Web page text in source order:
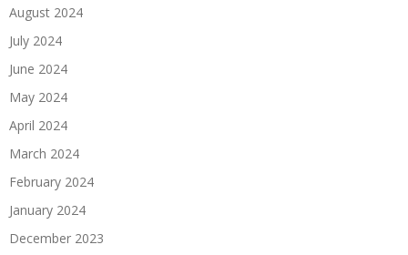
August 2024
July 2024
June 2024
May 2024
April 2024
March 2024
February 2024
January 2024
December 2023